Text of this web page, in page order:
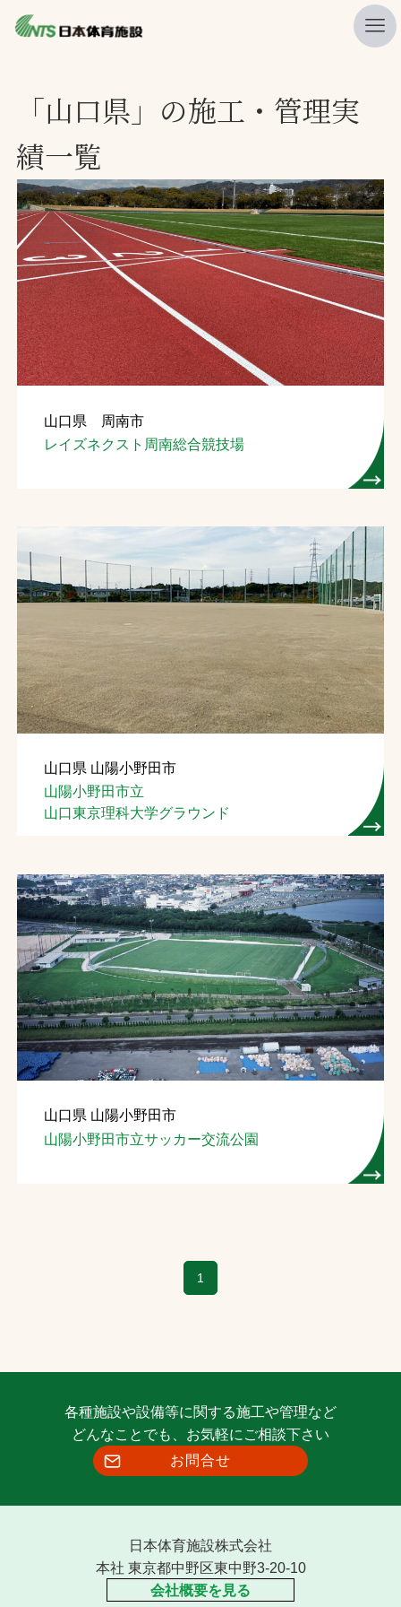
ニュース
プレスリリース
レポート
製品・サービス一覧
施工・管理実績一覧
会社概要
採用情報
検索
お問合せ
ソーシャルメディアポリシー
Instagram
FacebookYouTube
文字の見えづらさや操作にお困りの方へ
「山口県」の施工・管理実
績一覧
山口県 周南市
レイズネクスト周南総合競技場
山口県 山陽小野田市
山陽小野田市立
山口東京理科大学グラウンド
山口県 山陽小野田市
山陽小野田市立サッカー交流公園
1
各種施設や設備等に関する施工や管理など
どんなことでも、お気軽にご相談下さい
お問合せ
日本体育施設株式会社
本社 東京都中野区東中野3-20-10
会社概要を見る